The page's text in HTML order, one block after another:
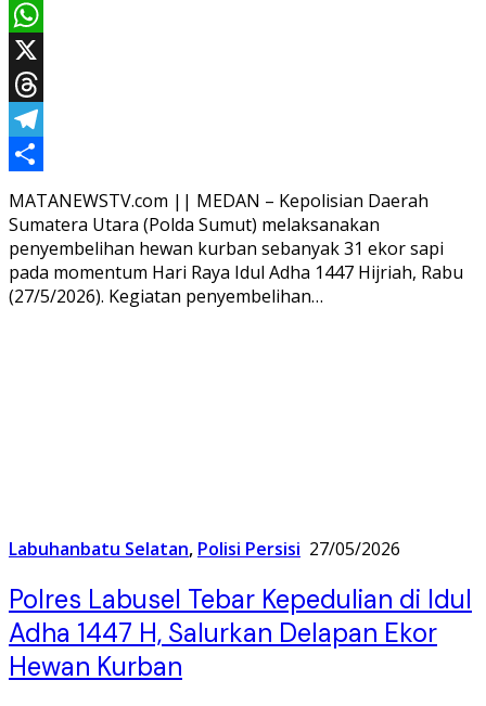
Email
WhatsApp
X
Threads
Telegram
Share
MATANEWSTV.com || MEDAN – Kepolisian Daerah
Sumatera Utara (Polda Sumut) melaksanakan
penyembelihan hewan kurban sebanyak 31 ekor sapi
pada momentum Hari Raya Idul Adha 1447 Hijriah, Rabu
(27/5/2026). Kegiatan penyembelihan…
Labuhanbatu Selatan, Polisi Persisi 27/05/2026
Polres Labusel Tebar Kepedulian di Idul
Adha 1447 H, Salurkan Delapan Ekor
Hewan Kurban